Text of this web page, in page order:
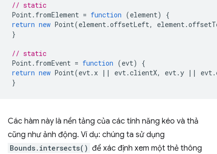
// static
Point. fromElement = function (element)
{
return new Point(element.offsetLeft, element.
}
// static
Point. fromEvent = function (evt)
{
return new Point(evt. x || evt.clientX, evt.y || evt.
}
Các hàm này là nền tảng của các tính năng kéo và thả
cũng như ảnh động. Ví dụ: chúng ta sử dụng
Bounds.intersects() để xác định xem một thẻ thông